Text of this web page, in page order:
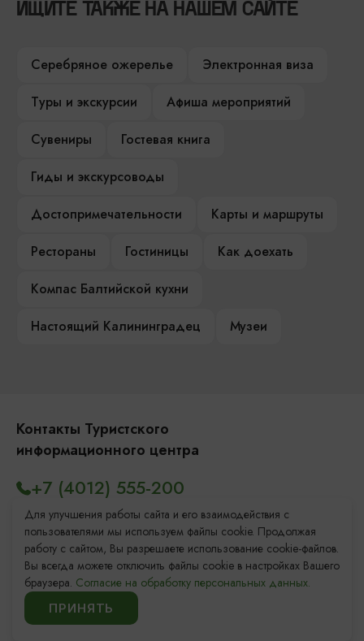
ИЩИТЕ ТАКЖЕ НА НАШЕМ САЙТЕ
Серебряное ожерелье
Электронная виза
Туры и экскурсии
Афиша мероприятий
Сувениры
Гостевая книга
Гиды и экскурсоводы
Достопримечательности
Карты и маршруты
Рестораны
Гостиницы
Как доехать
Компас Балтийской кухни
Настоящий Калининградец
Музеи
Контакты Туристского
информационного центра
Площадь Победы, 1 Откроется в 09:00
ул. Октябрьская, 2/3 Откроется в 09:00
+7 (4012) 555-200
8 (800) 200-55-39
info@visit-kaliningrad.ru
Для улучшения работы сайта и его взаимодействия с
пользователями мы используем файлы cookie. Продолжая
работу с сайтом, Вы разрешаете использование cookie-файлов.
Вы всегда можете отключить файлы cookie в настройках Вашего
браузера. Согласие на обработку персональных данных.
ПРИНЯТЬ